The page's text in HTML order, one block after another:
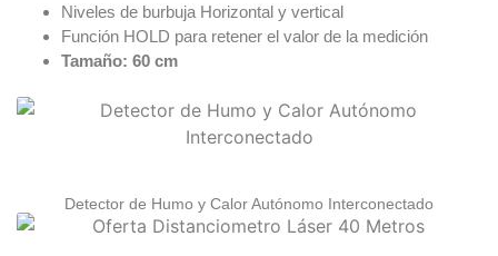
Niveles de burbuja Horizontal y vertical
Función HOLD para retener el valor de la medición
Tamaño: 60 cm
Detector de Humo y Calor Autónomo Interconectado